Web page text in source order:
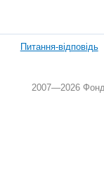
Питання-відповідь
2007—2026